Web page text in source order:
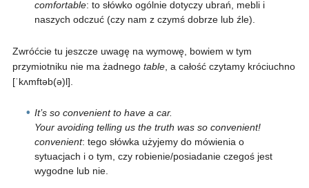
comfortable: to słówko ogólnie dotyczy ubrań, mebli i
naszych odczuć (czy nam z czymś dobrze lub źle).
Zwróćcie tu jeszcze uwagę na wymowę, bowiem w tym
przymiotniku nie ma żadnego table, a całość czytamy króciuchno
[ˈkʌmftəb(ə)l].
It’s so convenient to have a car.
Your avoiding telling us the truth was so convenient!
convenient: tego słówka użyjemy do mówienia o
sytuacjach i o tym, czy robienie/posiadanie czegoś jest
wygodne lub nie.